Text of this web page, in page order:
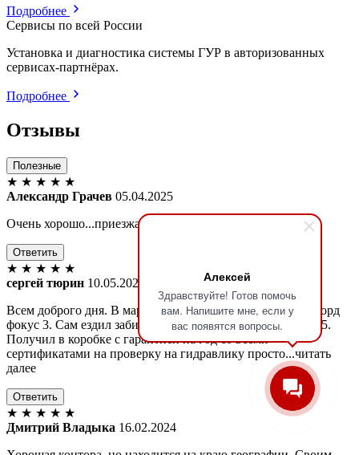
Алексей
Здравствуйте! Готов помочь
вам. Напишите мне, если у
вас появятся вопросы.
Подробнее
Сервисы по всей России
Установка и диагностика системы ГУР в авторизованных
сервисах-партнёрах.
Подробнее
Отзывы
Полезные
★ ★ ★ ★ ★
Александр Грачев 05.04.2025
Очень хорошо...приезжаю по работе уже не первый год
Ответить
★ ★ ★ ★ ★
сергей тюрин 10.05.2024
Всем доброго дня. В марте приобрел рулевую рейку на форд
фокус 3. Сам ездил забирать в Москве на Батюнинский 15.
Получил в коробке с гарантией на год со всеми
сертификатами на проверку на гидравлику просто...читать
далее
Ответить
★ ★ ★ ★ ★
Дмитрий Владыка 16.02.2024